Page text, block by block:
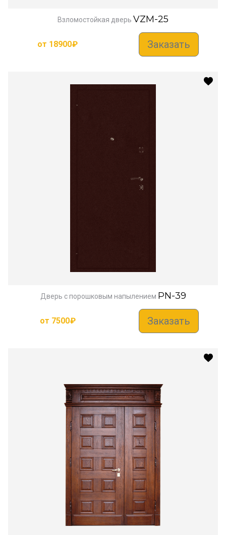
Взломостойкая дверь VZM-25
от 18900₽ Заказать
Дверь с порошковым напылением PN-39
от 7500₽ Заказать